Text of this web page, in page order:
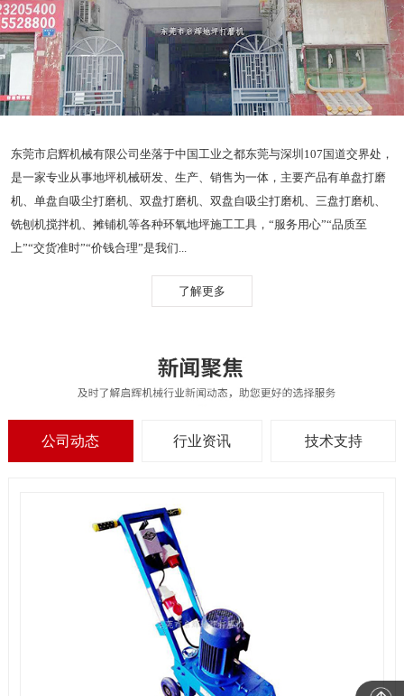
东莞市启辉机械有限公司坐落于中国工业之都东莞与深圳107国道交界处，
是一家专业从事地坪机械研发、生产、销售为一体，主要产品有单盘打磨
机、单盘自吸尘打磨机、双盘打磨机、双盘自吸尘打磨机、三盘打磨机、
铣刨机搅拌机、摊铺机等各种环氧地坪施工工具，“服务用心”“品质至
上”“交货准时”“价钱合理”是我们...
了解更多
公司动态 行业资讯 技术支持